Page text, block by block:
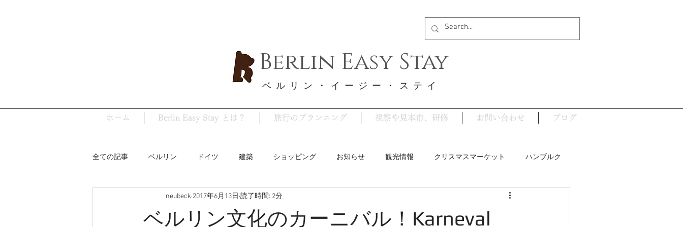
ホーム Berlin Easy Stay とは？ 旅行のプランニング 視察や見本市、研修 お問い合わせ ブログ
Berlin Easy Stay
​ベルリン・イージー・ステイ
全ての記事 ベルリン ドイツ 建築 ショッピング お知らせ 観光情報 クリスマスマーケット ハンブルク
バウハウス ベルリンのイベント
ベルリン文化のカーニバル！Karneval
neubeck 2017年6月13日 読了時間: 2分